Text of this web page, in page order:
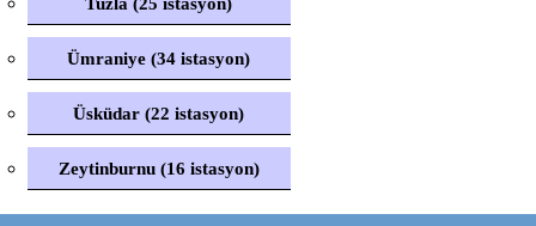
Ümraniye (34 istasyon)
Üsküdar (22 istasyon)
Zeytinburnu (16 istasyon)